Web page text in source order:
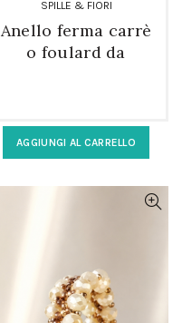
SPILLE & FIORI
Anello ferma carrè
o foulard da
AGGIUNGI AL CARRELLO